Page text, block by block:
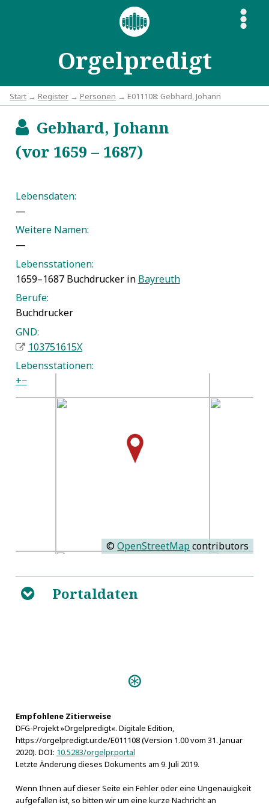
Orgelpredigt
S
Start → Register → Personen → E011108: Gebhard, Johann
bGebhard, Johann
(vor 1659 – 1687)
Lebensdaten:
—
Weitere Namen:
—
Lebensstationen:
1659–1687 Buchdrucker in Bayreuth
Berufe:
Buchdrucker
GND:
103751615X
Lebensstationen:
+−
©OpenStreetMap contributors
B Portaldaten
1680)
Empfohlene Zitierweise
DFG-Projekt »Orgelpredigt«. Digitale Edition,
https://orgelpredigt.ur.de/E011108 (Version 1.00 vom 31. Januar
2020). DOI: 10.5283/orgelpr.portal
Letzte Änderung dieses Dokuments am 9. Juli 2019.
Wenn Ihnen auf dieser Seite ein Fehler oder eine Ungenauigkeit
aufgefallen ist, so bitten wir um eine kurze Nachricht an